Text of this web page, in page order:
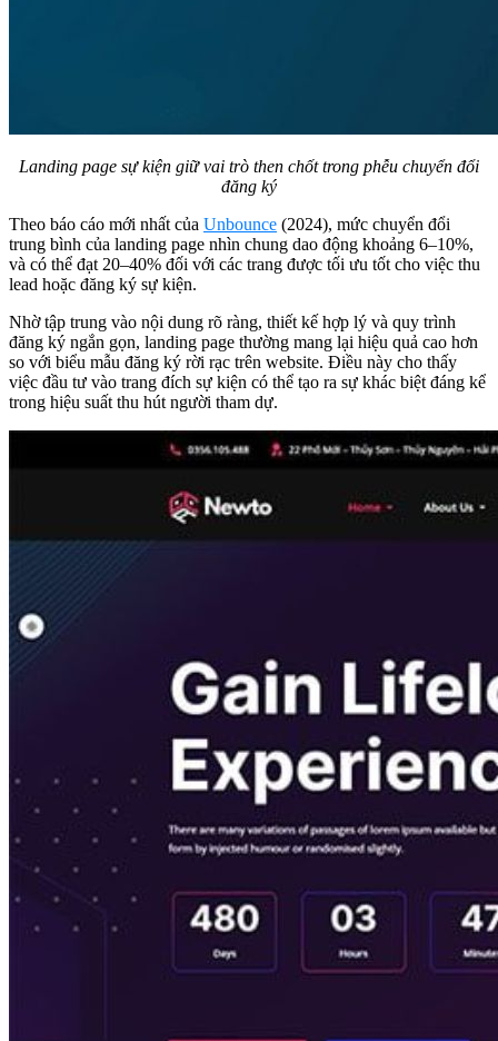
Landing page sự kiện giữ vai trò then chốt trong phễu chuyển đổi
đăng ký
Theo báo cáo mới nhất của Unbounce (2024), mức chuyển đổi
trung bình của landing page nhìn chung dao động khoảng 6–10%,
và có thể đạt 20–40% đối với các trang được tối ưu tốt cho việc thu
lead hoặc đăng ký sự kiện.
Nhờ tập trung vào nội dung rõ ràng, thiết kế hợp lý và quy trình
đăng ký ngắn gọn, landing page thường mang lại hiệu quả cao hơn
so với biểu mẫu đăng ký rời rạc trên website. Điều này cho thấy
việc đầu tư vào trang đích sự kiện có thể tạo ra sự khác biệt đáng kể
trong hiệu suất thu hút người tham dự.